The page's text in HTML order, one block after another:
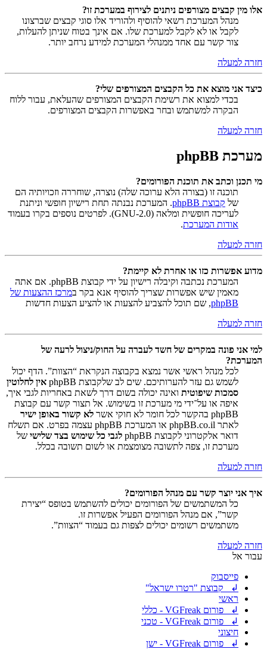
אלו מין קבצים מצורפים ניתנים לצירוף במערכת זו?
מנהל המערכת רשאי להוסיף ולהוריד אלו סוגי קבצים שברצונו
לקבל או לא לקבל למערכת שלו. אם אינך בטוח שניתן להעלות,
צור קשר עם אחד ממנהלי המערכת למידע נרחב יותר.
חזרה למעלה
כיצד אני מוצא את כל הקבצים המצורפים שלי?
בכדי למצוא את רשימת הקבצים המצורפים שהעלאת, עבור ללוח
הבקרה למשתמש ובחר באפשרות הקבצים המצורפים.
חזרה למעלה
מערכת phpBB
מי תכנן וכתב את תוכנת הפורומים?
תוכנה זו (בצורה הלא ערוכה שלה) נוצרה, שוחררה וזכויותיה הם
של קבוצת phpBB
. המערכת נבנתה תחת רישיון חופשי וניתנת
לעריכה חופשית ומלאה (GNU-2.0). לפרטים נוספים בקרו בעמוד
אודות המערכת.
חזרה למעלה
מדוע אפשרות כזו או אחרת לא קיימת?
המערכת נכתבה וקיבלה רישיון על ידי קבוצת phpBB. אם אתה
מאמין שיש אפשרות שצריך להוסיף אנא בקר במרכז ההצעות של
phpBB, שם תוכל להצביע להצעות או להציע הצעות חדשות
חזרה למעלה
למי אני פונה במקרים של חשד לעברה על החוק/ניצול לרעה של
המערכת?
לכל מנהל ראשי אשר נמצא בקבוצה הנקראת “הצוות”. הדף יכול
לשמש גם עזר להערותיכם. שים לב שלקבוצת phpBB
אין לחלוטין
סמכות שיפוטית ואינה יכולה בשום דרך לשאת באחריות לגבי איך,
איפה או על־ידי מי מערכת זו בשימוש. אל תצור קשר עם קבוצת
phpBB בהקשר לכל חומר לא חוקי אשר
לא קשור באופן ישיר
לאתר phpBB.co.il או המערכת phpBB עצמה בפרט. אם תשלח
דואר אלקטרוני לקבוצת phpBB
לגבי כל שימוש בצד שלישי של
מערכת זו, צפה לתשובה מצומצמת או לשום תשובה בכלל.
חזרה למעלה
איך אני יוצר קשר עם מנהל הפורומים?
כל המשתמשים של הפורומים יכולים להשתמש בטופס “יצירת
קשר”, אם מנהל הפורומים הפעיל אפשרות זו.
משתמשים רשומים יכולים לצפות גם בעמוד “הצוות”.
חזרה למעלה
עבור אל
פייסבוק
↲ קבוצת "רטרו ישראל"
ראשי
↲ פורום VGFreak - כללי
↲ פורום VGFreak - טכני
חיצוני
↲ פורום VGFreak - ישן